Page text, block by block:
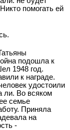
помогать ей
подошла к
1948 год.
к награде.
удостоили
ли. Во всяком
семье
Приняла
на
-